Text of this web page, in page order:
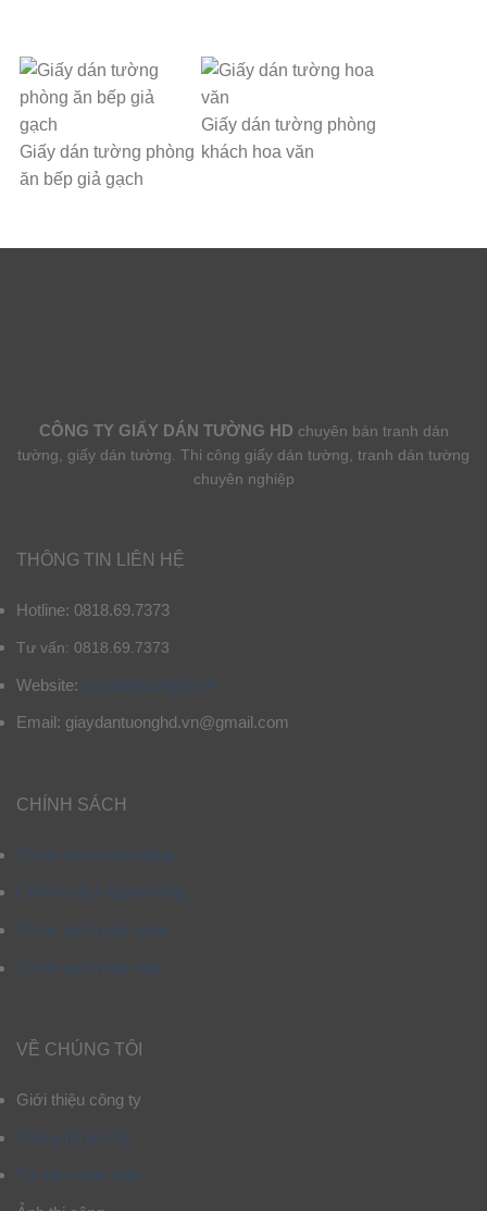
Giấy dán tường phòng
ăn bếp giả gạch
Giấy dán tường phòng
khách hoa văn
CÔNG TY GIẤY DÁN TƯỜNG HD chuyên bán tranh dán
tường, giấy dán tường. Thi công giấy dán tường, tranh dán tường
chuyên nghiệp
THÔNG TIN LIÊN HỆ
Hotline: 0818.69.7373
Tư vấn: 0818.69.7373
Website: giaydantuonghd.vn
Email: giaydantuonghd.vn@gmail.com
CHÍNH SÁCH
Chính sách mua hàng
Chính sách giao hàng
Chính sách bảo hành
Chính sách bảo mật
VỀ CHÚNG TÔI
Giới thiệu công ty
Thông tin liên hệ
Tư vấn chọn mẫu